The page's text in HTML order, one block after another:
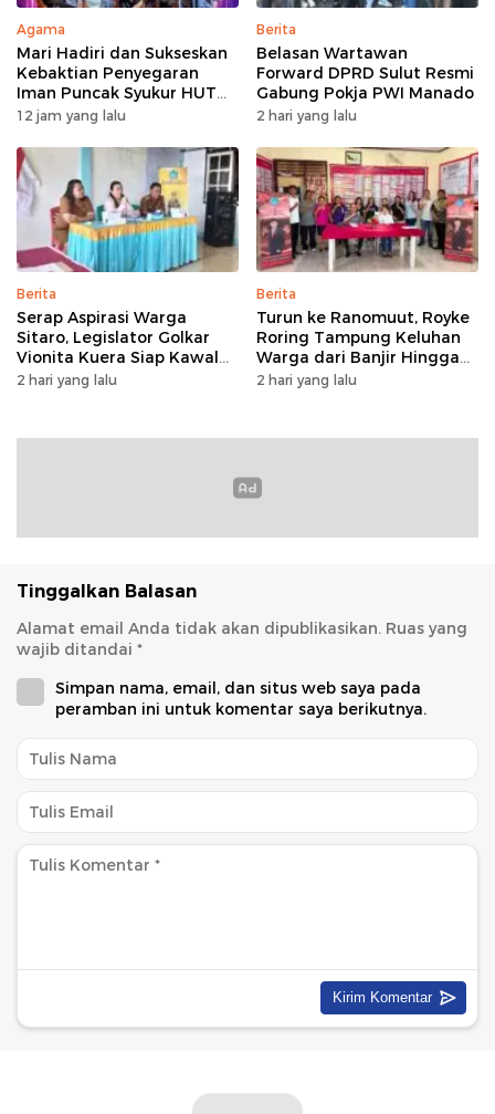
Agama
Mari Hadiri dan Sukseskan
Kebaktian Penyegaran
Iman Puncak Syukur HUT
Ke-62 PKB GMIM AOKD
12 jam yang lalu
Berita
Belasan Wartawan
Forward DPRD Sulut Resmi
Gabung Pokja PWI Manado
2 hari yang lalu
Berita
Serap Aspirasi Warga
Sitaro, Legislator Golkar
Vionita Kuera Siap Kawal
Pembangunan Akses Jalan
2 hari yang lalu
Berita
Turun ke Ranomuut, Royke
Roring Tampung Keluhan
Warga dari Banjir Hingga
Fasilitas Publik
2 hari yang lalu
Tinggalkan Balasan
Alamat email Anda tidak akan dipublikasikan. Ruas yang
wajib ditandai *
Simpan nama, email, dan situs web saya pada
peramban ini untuk komentar saya berikutnya.